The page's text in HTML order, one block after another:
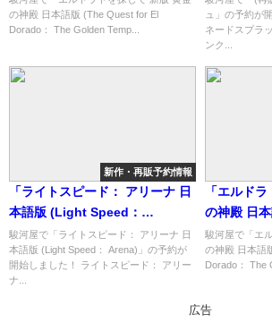
Temples)」の概略と予約購入可
の神殿 日本語版 (The Quest for El
Dorado： The Golden Temp...
ュ」の予約が
ネードスプラ
ンク...
新作・再販予約情報
「ライトスピード： アリーナ 日
本語版 (Light Speed：
Arena)」の概略と予約購入可能
なショップ紹介！
駿河屋で「ライトスピード： アリーナ 日
本語版 (Light Speed： Arena)」の予約が
開始しました！ ライトスピード： アリー
ナ...
「エルド
の神殿 日
El Dorado
Temples)」
駿河屋で「エ
の神殿 日本語
Dorado： The
広告